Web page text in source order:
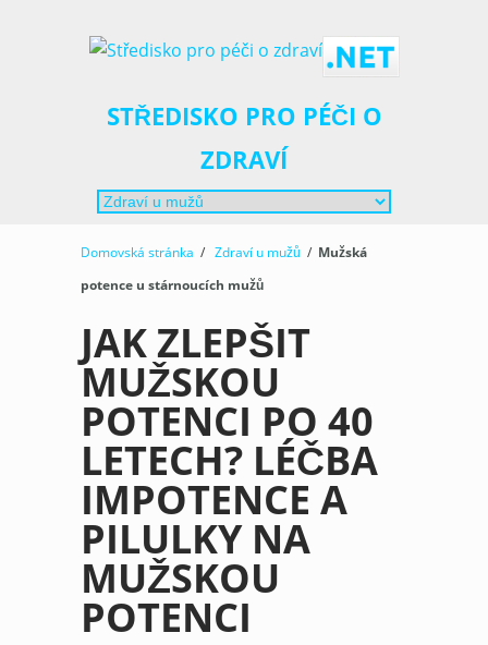
STŘEDISKO PRO PÉČI O
ZDRAVÍ
Domovská stránka / Zdraví u mužů / Mužská
potence u stárnoucích mužů
JAK ZLEPŠIT
MUŽSKOU
POTENCI PO 40
LETECH? LÉČBA
IMPOTENCE A
PILULKY NA
MUŽSKOU
POTENCI